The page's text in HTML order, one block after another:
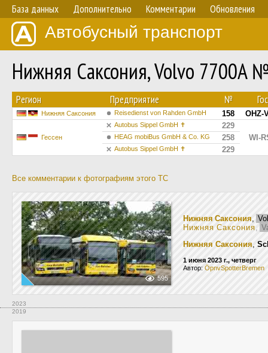
База данных Дополнительно Комментарии Обновления
Автобусный транспорт
Нижняя Саксония, Volvo 7700A
Регион Предприятие №
Нижняя Саксония Reisedienst von Rahden GmbH 158 OHZ-
Гессен
Autobus Sippel GmbH ✝︎
229
WI-
HEAG mobiBus GmbH & Co. KG 258
Autobus Sippel GmbH ✝︎ 229
Все комментарии к фотографиям этого ТС
595
Нижняя Саксония,
Нижняя Саксония,
Нижняя Саксония,
1 июня 2023 г., четверг
Автор: ÖpnvSpotterBremen
2023
2019